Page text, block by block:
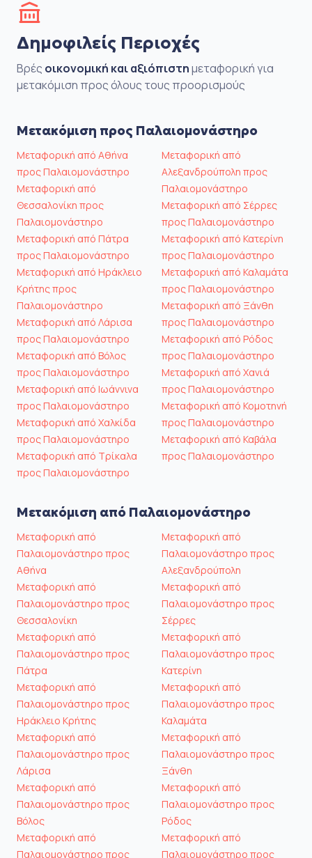
Δημοφιλείς Περιοχές
Βρές οικονομική και αξιόπιστημεταφορική για
μετακόμιση προς όλους τους προορισμούς
Μετακόμιση προς Παλαιομονάστηρο
Μεταφορική από Αθήνα
προς Παλαιομονάστηρο
Μεταφορική από
Θεσσαλονίκη προς
Παλαιομονάστηρο
Μεταφορική από Πάτρα
προς Παλαιομονάστηρο
Μεταφορική από Ηράκλειο
Κρήτης προς
Παλαιομονάστηρο
Μεταφορική από Λάρισα
προς Παλαιομονάστηρο
Μεταφορική από Βόλος
προς Παλαιομονάστηρο
Μεταφορική από Ιωάννινα
προς Παλαιομονάστηρο
Μεταφορική από Χαλκίδα
προς Παλαιομονάστηρο
Μεταφορική από Τρίκαλα
προς Παλαιομονάστηρο
Μεταφορική από
Αλεξανδρούπολη προς
Παλαιομονάστηρο
Μεταφορική από Σέρρες
προς Παλαιομονάστηρο
Μεταφορική από Κατερίνη
προς Παλαιομονάστηρο
Μεταφορική από Καλαμάτα
προς Παλαιομονάστηρο
Μεταφορική από Ξάνθη
προς Παλαιομονάστηρο
Μεταφορική από Ρόδος
προς Παλαιομονάστηρο
Μεταφορική από Χανιά
προς Παλαιομονάστηρο
Μεταφορική από Κομοτηνή
προς Παλαιομονάστηρο
Μεταφορική από Καβάλα
προς Παλαιομονάστηρο
Μετακόμιση από Παλαιομονάστηρο
Μεταφορική από
Παλαιομονάστηρο προς
Αθήνα
Μεταφορική από
Παλαιομονάστηρο προς
Θεσσαλονίκη
Μεταφορική από
Παλαιομονάστηρο προς
Πάτρα
Μεταφορική από
Παλαιομονάστηρο προς
Ηράκλειο Κρήτης
Μεταφορική από
Παλαιομονάστηρο προς
Λάρισα
Μεταφορική από
Παλαιομονάστηρο προς
Βόλος
Μεταφορική από
Παλαιομονάστηρο προς
Μεταφορική από
Παλαιομονάστηρο προς
Αλεξανδρούπολη
Μεταφορική από
Παλαιομονάστηρο προς
Σέρρες
Μεταφορική από
Παλαιομονάστηρο προς
Κατερίνη
Μεταφορική από
Παλαιομονάστηρο προς
Καλαμάτα
Μεταφορική από
Παλαιομονάστηρο προς
Ξάνθη
Μεταφορική από
Παλαιομονάστηρο προς
Ρόδος
Μεταφορική από
Παλαιομονάστηρο προς